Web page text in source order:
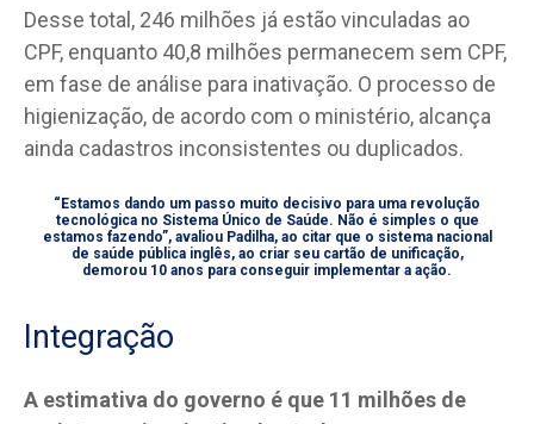
Desse total, 246 milhões já estão vinculadas ao
CPF, enquanto 40,8 milhões permanecem sem CPF,
em fase de análise para inativação. O processo de
higienização, de acordo com o ministério, alcança
ainda cadastros inconsistentes ou duplicados.
“Estamos dando um passo muito decisivo para uma revolução
tecnológica no Sistema Único de Saúde. Não é simples o que
estamos fazendo”, avaliou Padilha, ao citar que o sistema nacional
de saúde pública inglês, ao criar seu cartão de unificação,
demorou 10 anos para conseguir implementar a ação.
Integração
A estimativa do governo é que 11 milhões de